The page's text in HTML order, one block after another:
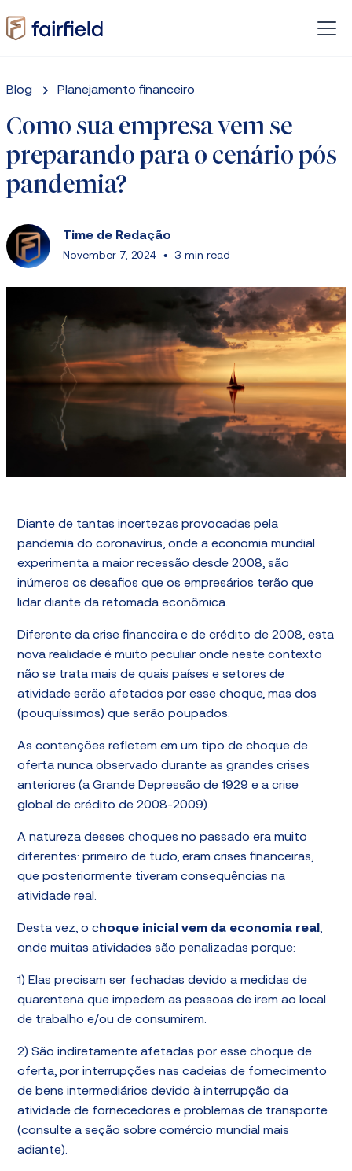
Blog Planejamento financeiro
Como sua empresa vem se
preparando para o cenário pós
pandemia?
Time de Redação
November 7, 2024 • 3 min read
Diante de tantas incertezas provocadas pela
pandemia do coronavírus, onde a economia mundial
experimenta a maior recessão desde 2008, são
inúmeros os desafios que os empresários terão que
lidar diante da retomada econômica.
Diferente da crise financeira e de crédito de 2008, esta
nova realidade é muito peculiar onde neste contexto
não se trata mais de quais países e setores de
atividade serão afetados por esse choque, mas dos
(pouquíssimos) que serão poupados.
As contenções refletem em um tipo de choque de
oferta nunca observado durante as grandes crises
anteriores (a Grande Depressão de 1929 e a crise
global de crédito de 2008-2009).
A natureza desses choques no passado era muito
diferentes: primeiro de tudo, eram crises financeiras,
que posteriormente tiveram consequências na
atividade real.
Desta vez, o choque inicial vem da economia real,
onde muitas atividades são penalizadas porque:
1) Elas precisam ser fechadas devido a medidas de
quarentena que impedem as pessoas de irem ao local
de trabalho e/ou de consumirem.
2) São indiretamente afetadas por esse choque de
oferta, por interrupções nas cadeias de fornecimento
de bens intermediários devido à interrupção da
atividade de fornecedores e problemas de transporte
(consulte a seção sobre comércio mundial mais
adiante).